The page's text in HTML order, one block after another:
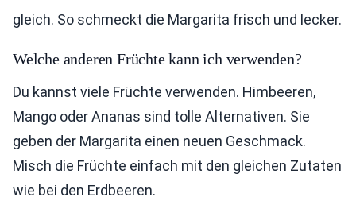
gleich. So schmeckt die Margarita frisch und lecker.
Welche anderen Früchte kann ich verwenden?
Du kannst viele Früchte verwenden. Himbeeren,
Mango oder Ananas sind tolle Alternativen. Sie
geben der Margarita einen neuen Geschmack.
Misch die Früchte einfach mit den gleichen Zutaten
wie bei den Erdbeeren.